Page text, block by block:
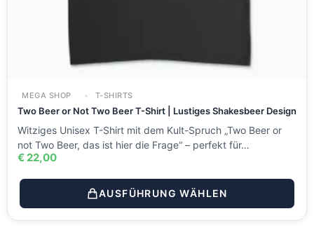
MEGA SHOP T-SHIRTS
Two Beer or Not Two Beer T-Shirt | Lustiges Shakesbeer Design
Witziges Unisex T-Shirt mit dem Kult-Spruch „Two Beer or
not Two Beer, das ist hier die Frage“ – perfekt für…
€ 22,00
AUSFÜHRUNG WÄHLEN